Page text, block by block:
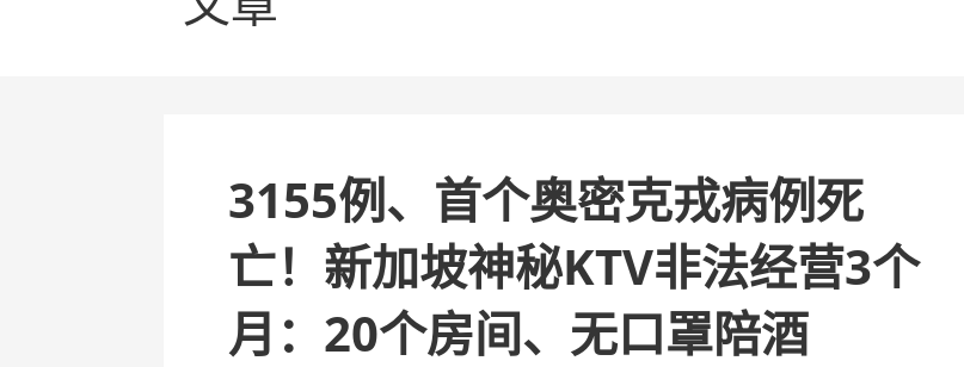
3155例、首个奥密克戎病例死
亡！新加坡神秘KTV非法经营3个
月：20个房间、无口罩陪酒